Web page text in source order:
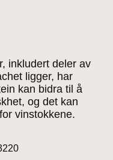
inkludert deler av
ligger, har
kan bidra til å
og det kan
vinstokkene.